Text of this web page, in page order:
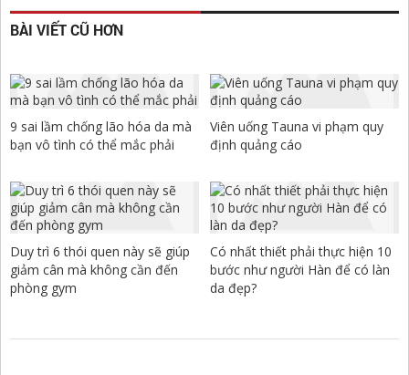
BÀI VIẾT CŨ HƠN
9 sai lầm chống lão hóa da mà
bạn vô tình có thể mắc phải
Viên uống Tauna vi phạm quy
định quảng cáo
Duy trì 6 thói quen này sẽ giúp
giảm cân mà không cần đến
phòng gym
Có nhất thiết phải thực hiện 10
bước như người Hàn để có làn
da đẹp?